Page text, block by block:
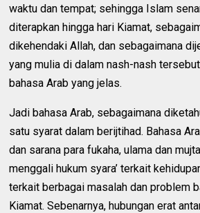
waktu dan tempat; sehingga Islam
diterapkan hingga hari Kiamat,
dikehendaki Allah, dan sebagaimana
yang mulia di dalam nash-nash
bahasa Arab yang jelas.
Jadi bahasa Arab, sebagaimana
satu syarat dalam berijtihad. Bahasa
dan sarana para fukaha, ulama dan
menggali hukum syara’ terkait
terkait berbagai masalah dan problem
Kiamat. Sebenarnya, hubungan erat